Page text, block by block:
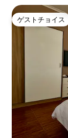
ゲストチョイス
ゲストチョイス